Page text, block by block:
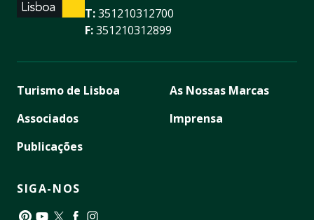
T:351210312700
F:351210312899
Turismo de Lisboa
Associados
Publicações
As Nossas Marcas
Imprensa
SIGA-NOS